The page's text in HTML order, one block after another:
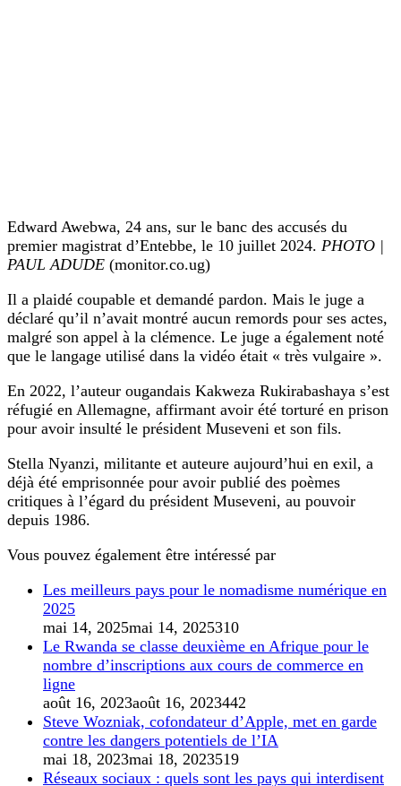
Edward Awebwa, 24 ans, sur le banc des accusés du
premier magistrat d’Entebbe, le 10 juillet 2024. PHOTO |
PAUL ADUDE (monitor.co.ug)
Il a plaidé coupable et demandé pardon. Mais le juge a
déclaré qu’il n’avait montré aucun remords pour ses actes,
malgré son appel à la clémence. Le juge a également noté
que le langage utilisé dans la vidéo était « très vulgaire ».
En 2022, l’auteur ougandais Kakweza Rukirabashaya s’est
réfugié en Allemagne, affirmant avoir été torturé en prison
pour avoir insulté le président Museveni et son fils.
Stella Nyanzi, militante et auteure aujourd’hui en exil, a
déjà été emprisonnée pour avoir publié des poèmes
critiques à l’égard du président Museveni, au pouvoir
depuis 1986.
Vous pouvez également être intéressé par
Les meilleurs pays pour le nomadisme numérique en
2025
mai 14, 2025mai 14, 2025310
Le Rwanda se classe deuxième en Afrique pour le
nombre d’inscriptions aux cours de commerce en
ligne
août 16, 2023août 16, 2023442
Steve Wozniak, cofondateur d’Apple, met en garde
contre les dangers potentiels de l’IA
mai 18, 2023mai 18, 2023519
Réseaux sociaux : quels sont les pays qui interdisent